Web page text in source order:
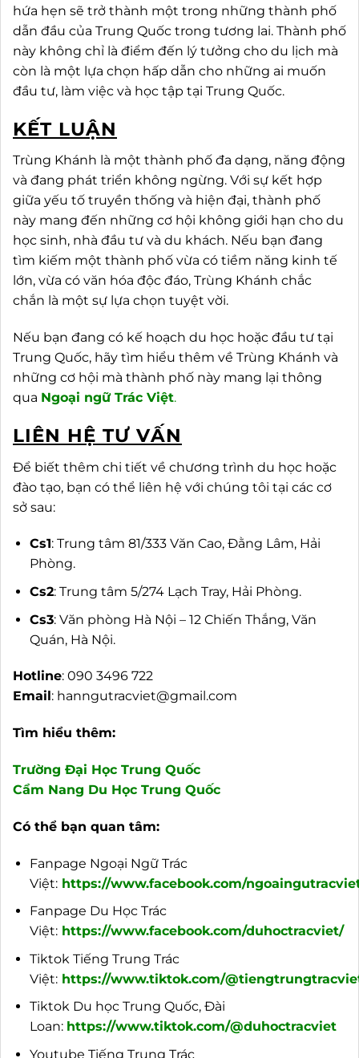
hứa hẹn sẽ trở thành một trong những thành phố
dẫn đầu của Trung Quốc trong tương lai. Thành phố
này không chỉ là điểm đến lý tưởng cho du lịch mà
còn là một lựa chọn hấp dẫn cho những ai muốn
đầu tư, làm việc và học tập tại Trung Quốc.
KẾT LUẬN
Trùng Khánh là một thành phố đa dạng, năng động
và đang phát triển không ngừng. Với sự kết hợp
giữa yếu tố truyền thống và hiện đại, thành phố
này mang đến những cơ hội không giới hạn cho du
học sinh, nhà đầu tư và du khách. Nếu bạn đang
tìm kiếm một thành phố vừa có tiềm năng kinh tế
lớn, vừa có văn hóa độc đáo, Trùng Khánh chắc
chắn là một sự lựa chọn tuyệt vời.
Nếu bạn đang có kế hoạch du học hoặc đầu tư tại
Trung Quốc, hãy tìm hiểu thêm về Trùng Khánh và
những cơ hội mà thành phố này mang lại thông
qua Ngoại ngữ Trác Việt.
LIÊN HỆ TƯ VẤN
Để biết thêm chi tiết về chương trình du học hoặc
đào tạo, bạn có thể liên hệ với chúng tôi tại các cơ
sở sau:
Cs1: Trung tâm 81/333 Văn Cao, Đằng Lâm, Hải
Phòng.
Cs2: Trung tâm 5/274 Lạch Tray, Hải Phòng.
Cs3: Văn phòng Hà Nội – 12 Chiến Thắng, Văn
Quán, Hà Nội.
Hotline: 090 3496 722
Email: hanngutracviet@gmail.com
Tìm hiểu thêm:
Trường Đại Học Trung Quốc
Cẩm Nang Du Học Trung Quốc
Có thể bạn quan tâm:
Fanpage Ngoại Ngữ Trác
Việt: https://www.facebook.com/
Fanpage Du Học Trác
Việt: https://www.facebook.com/duhoctracviet/
Tiktok Tiếng Trung Trác
Việt: https://www.tiktok.com/
Tiktok Du học Trung Quốc, Đài
Loan: https://www.tiktok.com/@duhoctracviet
Youtube Tiếng Trung Trác